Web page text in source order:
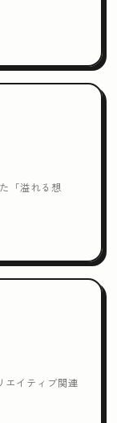
「溢れる想
エイティブ関連